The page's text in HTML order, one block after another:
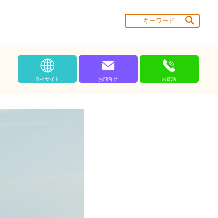
自社サイト お問合せ お電話